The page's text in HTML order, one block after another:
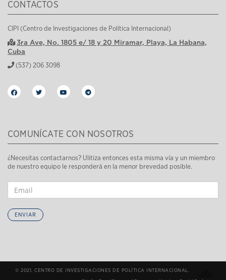
CONTACTOS
CIPI (Centro de Investigaciones de Política Internacional)
3ra Ave, No. 1805 e/ 18 y 20 Miramar, Playa, La Habana,
Cuba
(537) 206 3098
COMUNÍCATE CON NOSOTROS
¿Necesitas contactarnos? Ulitiza entonces esta misma vía y un miembro
de nuestro equipo le responderá en la menor brevedad posible.
ENVIAR
© 2021. CENTRO DE INVESTIGACIONES DE POLÍTICA INTERNACIONAL.